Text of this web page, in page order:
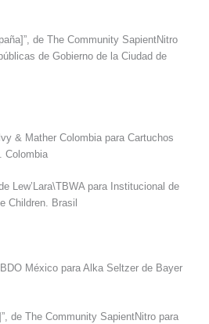
de The Community SapientNitro
de Gobierno de la Ciudad de
& Mather Colombia para Cartuchos
Colombia
Lew’Lara\TBWA para Institucional de
Children. Brasil
México para Alka Seltzer de Bayer
de The Community SapientNitro para